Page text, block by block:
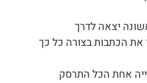
יצאה לדרך
את הכתבות בצורה כל כך
אחת הכל התרסק